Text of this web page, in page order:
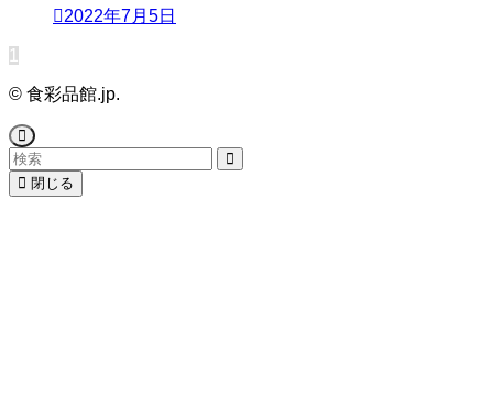
2022年7月5日
1
© 食彩品館.jp.
閉じる